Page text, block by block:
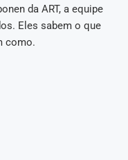
da ART, a equipe
Eles sabem o que
como.